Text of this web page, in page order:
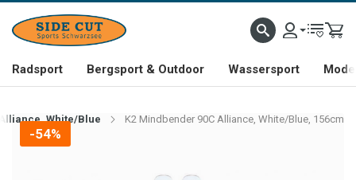
Radsport Bergsport & Outdoor Wassersport
White/Blue K2 Mindbender 90C Alliance, White/Blue, 156cm
-54%